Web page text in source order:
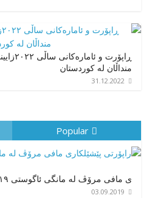
ڕاپۆرت
منداڵان لە کوردستان
31.12.2022
Popular
ی مافی مرۆڤ له‌ مانگی ئاگوستی ٢٠١٩
03.09.2019